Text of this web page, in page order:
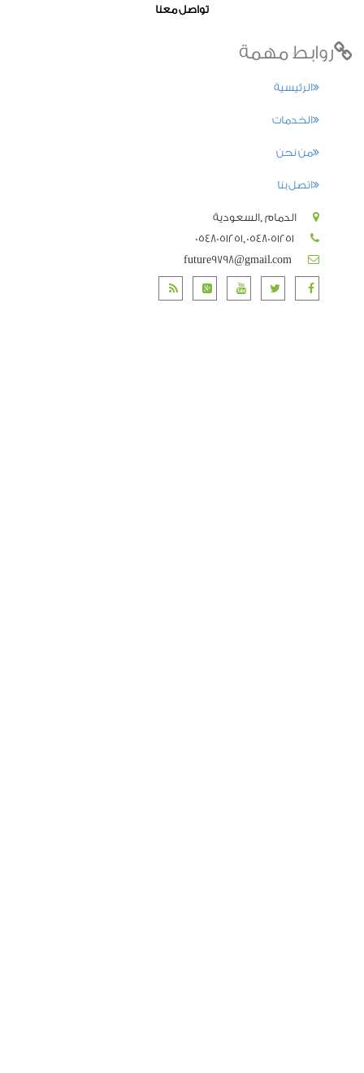
تواصل معنا
روابط مهمة
الرئيسية
الخدمات
من نحن
اتصل بنا
الدمام ,السعودية
0548051251,0548051251
future9798@gmail.com